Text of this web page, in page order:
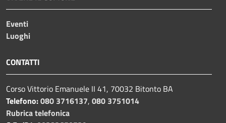
Eventi
Luoghi
CONTATTI
Corso Vittorio Emanuele II 41, 70032 Bitonto BA
Telefono:080 3716137, 080 3751014
Rubrica telefonica